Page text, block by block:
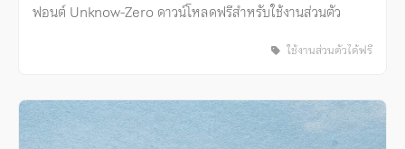
ฟอนต์ Unknow-Zero ดาวน์โหลดฟรีสำหรับใช้งานส่วนตัว
ใช้งานส่วนตัวได้ฟรี